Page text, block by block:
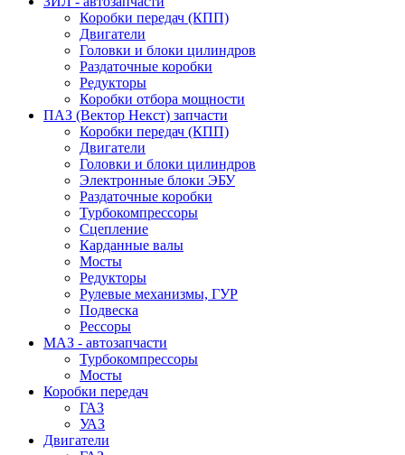
Коробки передач (КПП)
Двигатели
Головки и блоки цилиндров
Раздаточные коробки
Редукторы
Коробки отбора мощности
ПАЗ (Вектор Некст) запчасти
Коробки передач (КПП)
Двигатели
Головки и блоки цилиндров
Электронные блоки ЭБУ
Раздаточные коробки
Турбокомпрессоры
Сцепление
Карданные валы
Мосты
Редукторы
Рулевые механизмы, ГУР
Подвеска
Рессоры
МАЗ - автозапчасти
Турбокомпрессоры
Мосты
Коробки передач
ГАЗ
УАЗ
Двигатели